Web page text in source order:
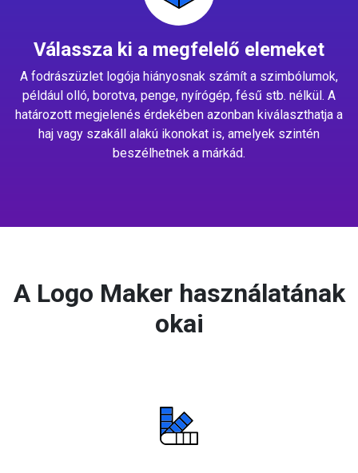
Válassza ki a megfelelő elemeket
A fodrászüzlet logója hiányosnak számít a szimbólumok,
például olló, borotva, penge, nyírógép, fésű stb. nélkül. A
határozott megjelenés érdekében azonban kiválaszthatja a
haj vagy szakáll alakú ikonokat is, amelyek szintén
beszélhetnek a márkád.
A Logo Maker használatának
okai